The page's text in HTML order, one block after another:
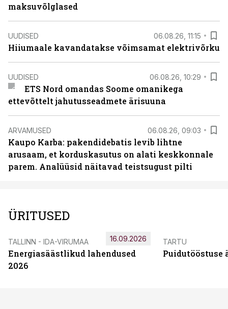
maksuvõlglased
UUDISED 06.08.26, 11:15
Hiiumaale kavandatakse võimsamat elektrivõrku
UUDISED 06.08.26, 10:29
ETS Nord omandas Soome omanikega
ettevõttelt jahutusseadmete ärisuuna
ARVAMUSED 06.08.26, 09:03
Kaupo Karba: pakendidebatis levib lihtne
arusaam, et korduskasutus on alati keskkonnale
parem. Analüüsid näitavad teistsugust pilti
ÜRITUSED
TALLINN - IDA-VIRUMAA
Energiasäästlikud lahendused
2026
16.09.2026 TARTU
Puidutööstuse